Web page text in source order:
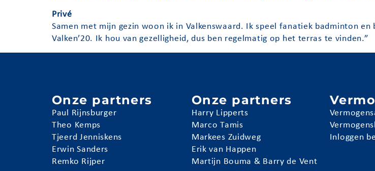
Privé
Samen met mijn gezin woon ik in Valkenswaard. Ik speel fanatiek badminton
Valken’20. Ik hou van gezelligheid, dus ben regelmatig op het terras te vinden.”
Onze partners
Paul Rijnsburger
Theo Kemps
Tjeerd Jenniskens
Erwin Sanders
Remko Rijper
Onze partners
Harry Lipperts
Marco Tamis
Markees Zuidweg
Erik van Happen
Martijn Bouma & Barry de Vent
Inloggen